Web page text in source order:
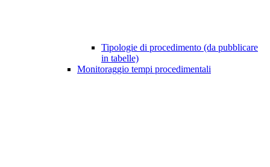
Tipologie di procedimento (da pubblicare
in tabelle)
Monitoraggio tempi procedimentali